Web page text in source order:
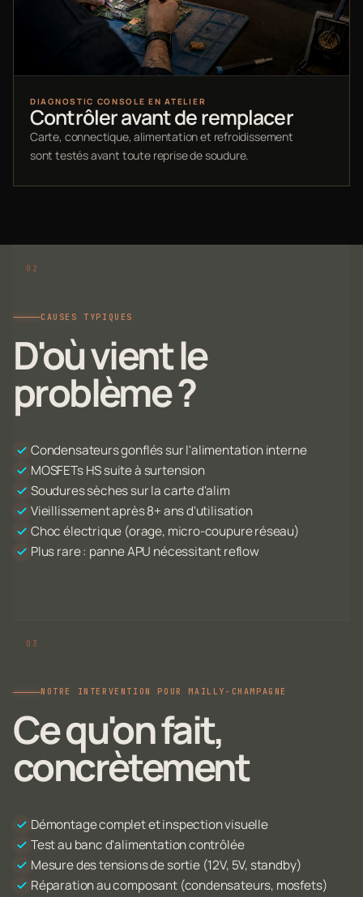
DIAGNOSTIC CONSOLE EN ATELIER
Contrôler avant de remplacer
Carte, connectique, alimentation et refroidissement
sont testés avant toute reprise de soudure.
CAUSES TYPIQUES
D'où vient le
problème ?
Condensateurs gonflés sur l'alimentation interne
MOSFETs HS suite à surtension
Soudures sèches sur la carte d'alim
Vieillissement après 8+ ans d'utilisation
Choc électrique (orage, micro-coupure réseau)
Plus rare : panne APU nécessitant reflow
NOTRE INTERVENTION POUR MAILLY-CHAMPAGNE
Ce qu'on fait,
concrètement
Démontage complet et inspection visuelle
Test au banc d'alimentation contrôlée
Mesure des tensions de sortie (12V, 5V, standby)
Réparation au composant (condensateurs, mosfets)